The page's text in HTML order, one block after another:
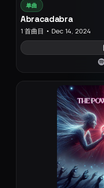
单曲
Abracadabra
1 首曲目 • Dec 14, 2024